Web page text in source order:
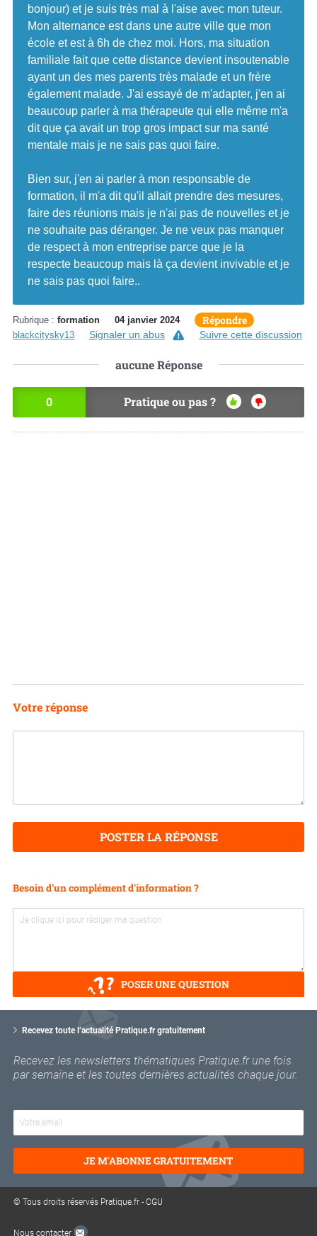
bonjour) et je suis très mal à l'aise avec mon tuteur.
Mon alternance est dans une autre ville que mon
école et est à 6h de chez moi. Hors, ma situation
familiale fait que cette distance devient insoutenable
ayant un des mes parents très malade et un frère
également malade. J'ai essayé de m'adapter, j'en ai
beaucoup parler à ma thérapeute qui elle même m'a
dit que ça avait un trop gros impact sur ma santé
mentale mais je ne sais pas quoi faire.
Bien sur, j'en ai parler à mon responsable de
formation, il m'a dit qu'il allait prendre des mesures,
faire des réunions mais je n'ai pas de nouvelles et je
ne souhaite pas déranger. Je ne veux pas manquer
de respect à mon entreprise parce que je la
respecte beaucoup mais là ça devient invivable et je
ne sais pas quoi faire..
Rubrique : formation 04 janvier 2024 Répondre
blackcitysky13 Signaler un abus Suivre cette discussion
aucuneRéponse
0 Pratique ou pas ?
OU
I
NO
Votre réponse
POSTER LA RÉPONSE
Besoin d'un complément d'information ?
POSER UNE QUESTION
Recevez toute l’actualité Pratique.fr gratuitement
Recevez les newsletters thématiques Pratique.fr une fois
par semaine et les toutes dernières actualités chaque jour.
o
r
e
e
JE M'ABONNE GRATUITEMENT
© Tous droits réservés Pratique.fr -CGU
Nous contacter